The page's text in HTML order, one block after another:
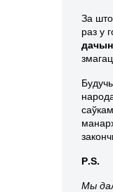
За што
раз у
P.S.
Мы